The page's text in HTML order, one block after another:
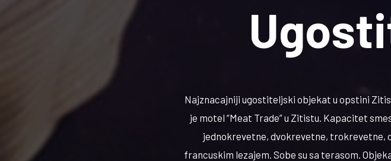
Najznacajniji ugostiteljski objekat u opstini
je motel “Meat Trade” u Zitistu. Kapacitet
jednokrevetne, dvokrevetne, trokrevetne,
francuskim lezajem. Sobe su sa terasom.